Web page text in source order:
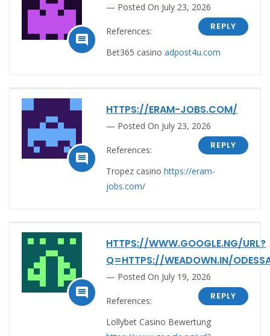

Posted On July 23, 2026
REPLY
References:
Bet365 casino adpost4u.com

HTTPS://ERAM-JOBS.COM/
Posted On July 23, 2026
REPLY
References:
Tropez casino https://eram-
jobs.com/

HTTPS://WWW.GOOGLE.NG/URL?
Q=HTTPS://WEADOWN.IN/
Posted On July 19, 2026
REPLY
References:
Lollybet Casino Bewertung